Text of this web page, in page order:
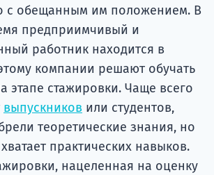
с обещанным им положением. В
предприимчивый и
работник находится в
компании решают обучать
этапе стажировки. Чаще всего
выпускников или студентов,
теоретические знания, но
практических навыков.
нацеленная на оценку